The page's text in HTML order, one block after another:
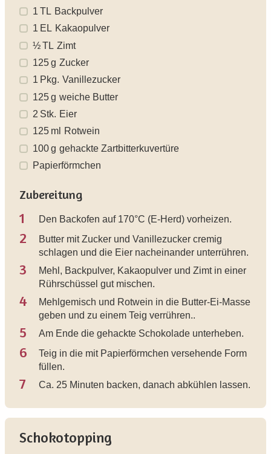
1 TL Backpulver
1 EL Kakaopulver
½ TL Zimt
125 g Zucker
1 Pkg. Vanillezucker
125 g weiche Butter
2 Stk. Eier
125 ml
Rotwein
100 g gehackte Zartbitterkuvertüre
Papierförmchen
Zubereitung
1 Den Backofen auf 170°C (E-Herd) vorheizen.
2
Butter mit Zucker und Vanillezucker cremig
schlagen und die Eier nacheinander unterrühren.
3
Mehl, Backpulver, Kakaopulver und Zimt in einer
Rührschüssel gut mischen.
4
Mehlgemisch und Rotwein in die Butter-Ei-Masse
geben und zu einem Teig verrühren..
5 Am Ende die gehackte Schokolade unterheben.
6
Teig in die mit Papierförmchen versehende Form
füllen.
7 Ca. 25 Minuten backen, danach abkühlen lassen.
Schokotopping